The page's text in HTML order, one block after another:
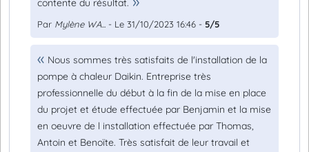
contente du résultat.
Par Mylène WA... - Le 31/10/2023 16:46 - 5/5
Nous sommes très satisfaits de l'installation de la
pompe à chaleur Daikin. Entreprise très
professionnelle du début à la fin de la mise en place
du projet et étude effectuée par Benjamin et la mise
en oeuvre de l installation effectuée par Thomas,
Antoin et Benoïte. Très satisfait de leur travail et